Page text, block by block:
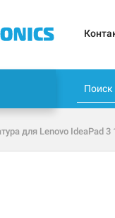
для Lenovo IdeaPad 3